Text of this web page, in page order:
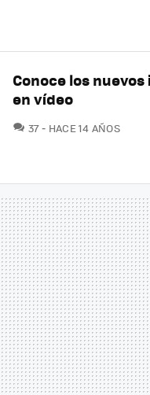
Conoce los nuevos
en vídeo
37COMENTARIOS
HACE 14 AÑOS